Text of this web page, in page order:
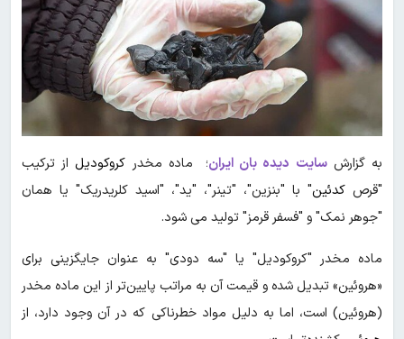
به گزارشسایت دیده بان ایران؛ ماده مخدر کروکودیلاز ترکیب
"قرص کدئین" با "بنزین"، "تینر"، "ید"، "اسید کلریدریک" یا همان
"جوهر نمک" و "فسفر قرمز" تولید می شود.
ماده مخدر "کروکودیل" یا "سه دودی" به عنوان جایگزینی برای
«هروئین» تبدیل شده و قیمت آن به مراتب پایین‌تر از این ماده مخدر
(هروئین) است، اما به دلیل مواد خطرناکی که در آن وجود دارد، از